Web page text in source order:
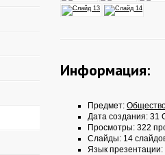
Информация:
Предмет:
Дата создания: 31
Просмотры: 322
Слайды: 14
Язык презентации: